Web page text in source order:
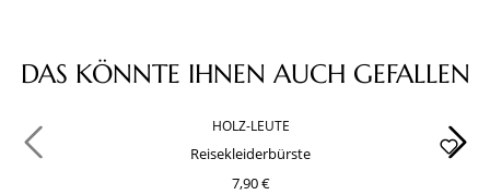
Produktgalerie überspringen
DAS KÖNNTE IHNEN AUCH GEFALLEN
HOLZ-LEUTE
Reisekleiderbürste
7,90 €